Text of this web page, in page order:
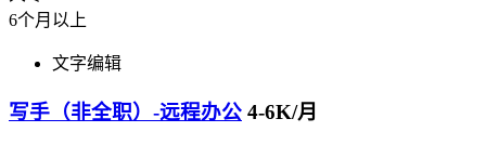
6个月以上
文字编辑
写手（非全职）-远程办公 4-6K/月